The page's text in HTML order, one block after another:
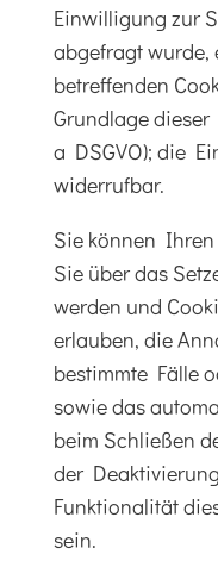
Einwilligung zur
abgefragt wurde,
betreffenden
Grundlage dieser
a DSGVO); die
widerrufbar.
Sie können
Sie über das
werden und
erlauben, die
bestimmte Fälle
sowie das
beim Schließen
der
Funktionalität
sein.